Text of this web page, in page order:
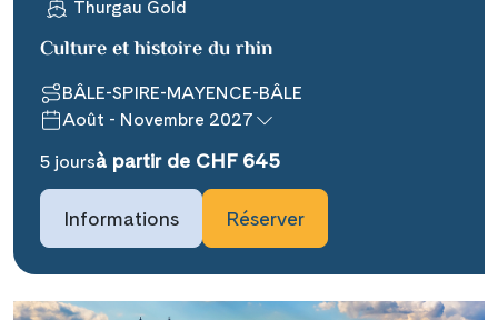
Thurgau Gold
Culture et histoire du rhin
BÂLE-SPIRE-MAYENCE-BÂLE
Août - Novembre 2027
5 joursà partir de CHF 645
Informations Réserver